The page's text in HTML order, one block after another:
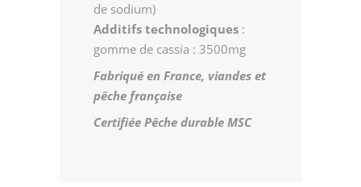
de sodium)
Additifs technologiques :
gomme de cassia : 3500mg
Fabriqué en France, viandes et
pêche française
Certifiée Pêche durable MSC